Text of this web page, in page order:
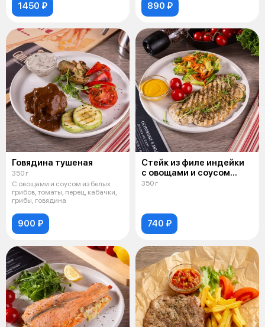
1450 ₽ 890 ₽
Говядина тушеная
350 г
С овощами и соусом из белых
грибов, томаты, перец, кабачки,
грибы, говядина
900 ₽
Стейк из филе индейки
с овощами и соусом
песто
350 г
740 ₽